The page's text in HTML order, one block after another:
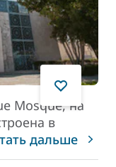
Mosque, на
в
дальше